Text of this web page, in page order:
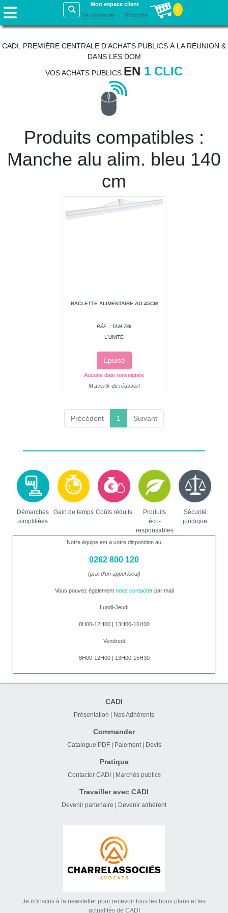
Mon espace client
Se connecter
S'inscrire
0
CADI, PREMIÈRE CENTRALE D'ACHATS PUBLICS À LA RÉUNION &
DANS LES DOM
VOS ACHATS PUBLICS EN 1 CLIC
Produits compatibles :
Manche alu alim. bleu 140
cm
RACLETTE ALIMENTAIRE AO 45CM
RÉF. : TAM-769
L'UNITÉ
Epuisé
Aucune date renseignée
M'avertir du réassort
Précédent 1 (current)
Suivant
Démarches
simplifiées
Gain de temps Coûts réduits
Produits
éco-
responsables
Sécurité
juridique
Notre équipe est à votre disposition au
0262 800 120
(prix d'un appel local)
Vous pouvez également nous contacterpar mail
Lundi-Jeudi
8H00-12H00 | 13H00-16H00
Vendredi
8H00-12H00 | 13H00-15H30
CADI
Présentation | Nos Adhérents
Commander
Catalogue PDF | Paiement | Devis
Pratique
Contacter CADI | Marchés publics
Travailler avec CADI
Devenir partenaire | Devenir adhérent
Je m'inscris à la newsletter pour recevoir tous les bons plans et les
actualités de CADI